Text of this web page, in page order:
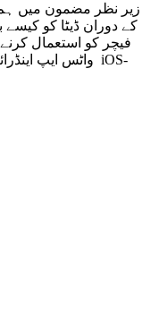
زیر نظر مضمون میں ہم
کے دوران ڈیٹا کو
فیچر کو استعمال